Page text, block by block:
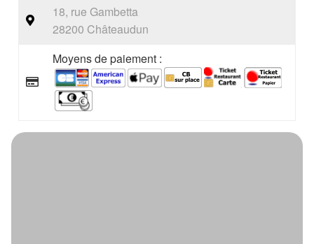
18, rue Gambetta
28200 Châteaudun
Moyens de paiement :